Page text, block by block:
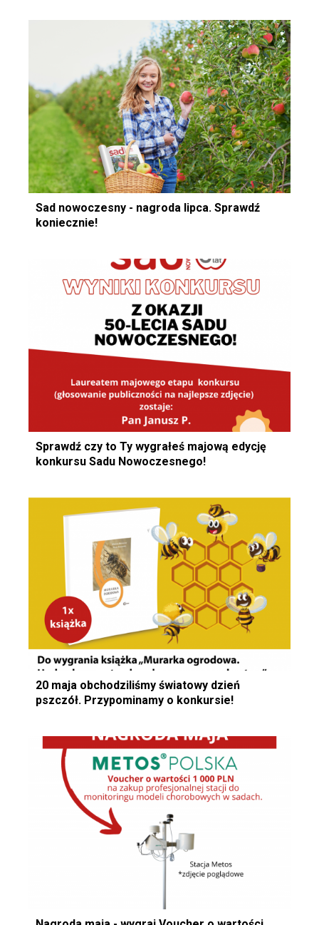
Sad nowoczesny - nagroda lipca. Sprawdź
koniecznie!
Sprawdź czy to Ty wygrałeś majową edycję
konkursu Sadu Nowoczesnego!
20 maja obchodziliśmy światowy dzień
pszczół. Przypominamy o konkursie!